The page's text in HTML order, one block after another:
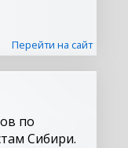
Перейти на сайт
по
Сибири.